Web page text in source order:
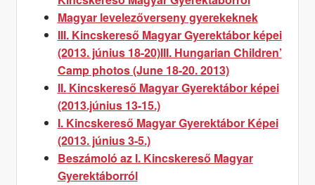
Magyar levelezőverseny gyerekeknek
III. Kincskereső Magyar Gyerektábor képei
(2013. június 18-20)III. Hungarian Children’
Camp photos (June 18-20. 2013)
II. Kincskereső Magyar Gyerektábor képei
(2013.június 13-15.)
I. Kincskereső Magyar Gyerektábor Képei
(2013. június 3-5.)
Beszámoló az I. Kincskereső Magyar
Gyerektáborról